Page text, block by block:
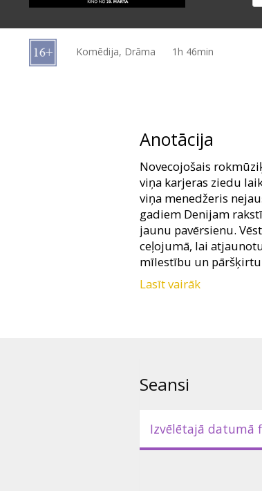
kartes
Komēdija, Drāma 1h 46min
Anotācija
Novecojošais
viņa karjeras ziedu
viņa menedžeris
gadiem Denijam
jaunu pavērsienu.
ceļojumā, lai
mīlestību un
Filma angļu valodā ar
Lasīt vairāk
Seansi
Izvēlētajā datumā